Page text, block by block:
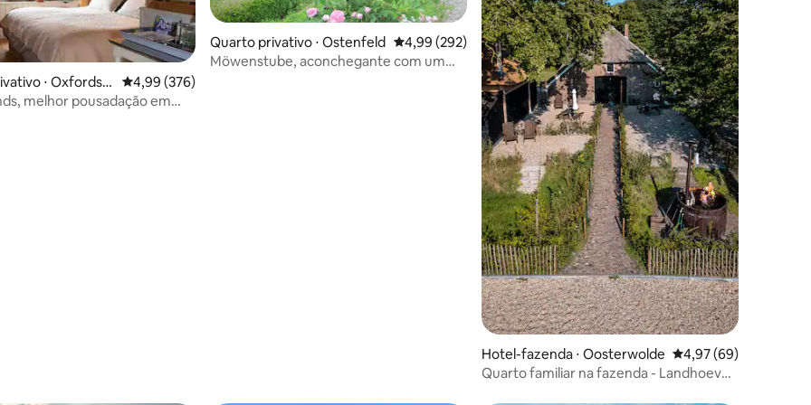
de 5, 137 avaliações
⋅ Oxfordshi
4,99 de uma avaliação média de 5, 376 avaliações
4,99 (376)
melhor pousadação em
Quarto privativo ⋅ Ostenfeld 4,99 de uma avaliação média de 5, 292 avaliações
4,99 (292)
Möwenstube, aconchegante com um
Hotel-fazenda ⋅ Oosterwolde 4,97 de uma
4,97 (69)
Quarto familiar na fazenda - Landhoeve